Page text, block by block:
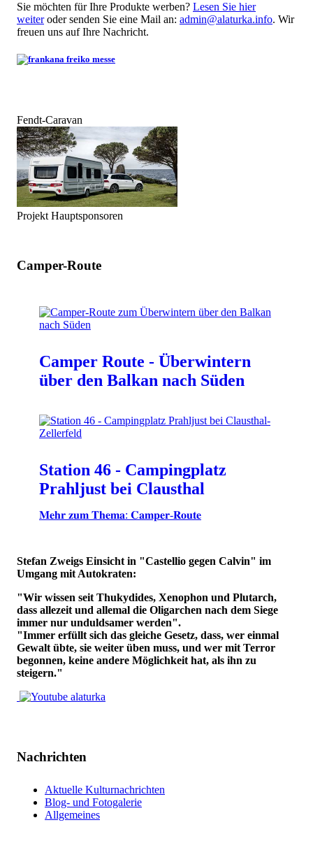
Sie möchten für Ihre Produkte werben? Lesen Sie hier
weiteroder senden Sie eine Mail an: admin@alaturka.info. Wir
freuen uns auf Ihre Nachricht.
Fendt-Caravan
Projekt Hauptsponsoren
Camper-Route
Camper Route - Überwintern
über den Balkan nach Süden
Station 46 - Campingplatz
Prahljust bei Clausthal
𝐌𝐞𝐡𝐫 𝐳𝐮𝐦 𝐓𝐡𝐞𝐦𝐚: 𝐂𝐚𝐦𝐩𝐞𝐫-𝐑𝐨𝐮𝐭𝐞
Stefan Zweigs Einsicht in "Castellio gegen Calvin" im
Umgang mit Autokraten:
"Wir wissen seit Thukydides, Xenophon und Plutarch,
dass allezeit und allemal die Oligarchen nach dem Siege
immer nur unduldsamer werden".
"Immer erfüllt sich das gleiche Gesetz, dass, wer einmal
Gewalt übte, sie weiter üben muss, und wer mit Terror
begonnen, keine andere Möglichkeit hat, als ihn zu
steigern."
Nachrichten
Aktuelle Kulturnachrichten
Blog- und Fotogalerie
Allgemeines